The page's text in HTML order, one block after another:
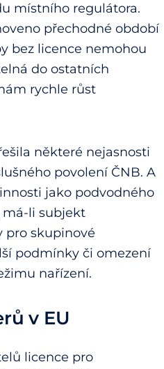
místního regulátora.
přechodné období
bez licence nemohou
do ostatních
rychle růst
některé nejasnosti
povolení ČNB. A
jako podvodného
má-li subjekt
pro skupinové
podmínky či omezení
nařízení.
v EU
licence pro